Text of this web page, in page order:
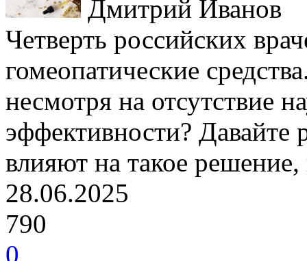
Дмитрий Иванов
Четверть российских
гомеопатические
несмотря на отсутствие
эффективности? Давайте
влияют на такое
28.06.2025
790
0